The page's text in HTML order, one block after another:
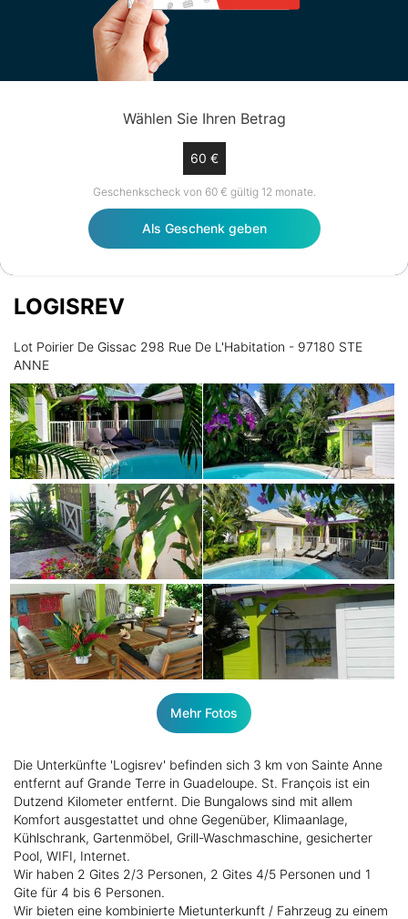
Wählen Sie Ihren Betrag
60 €
Geschenkscheck von 60 € gültig 12 monate.
Als Geschenk geben
LOGISREV
Lot Poirier De Gissac 298 Rue De L'Habitation - 97180 STE
ANNE
Mehr Fotos
Die Unterkünfte 'Logisrev' befinden sich 3 km von Sainte Anne
entfernt auf Grande Terre in Guadeloupe. St. François ist ein
Dutzend Kilometer entfernt. Die Bungalows sind mit allem
Komfort ausgestattet und ohne Gegenüber, Klimaanlage,
Kühlschrank, Gartenmöbel, Grill-Waschmaschine, gesicherter
Pool, WIFI, Internet.
Wir haben 2 Gites 2/3 Personen, 2 Gites 4/5 Personen und 1
Gite für 4 bis 6 Personen.
Wir bieten eine kombinierte Mietunterkunft / Fahrzeug zu einem